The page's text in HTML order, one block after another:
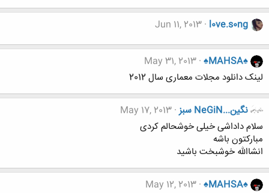
l0ve.s0ng
Jun 11, 2013
♠MAHSA♠
May 31, 2013
لینک دانلود مجلات معماری سال 2012
نگين...NeGiN سبز
May 17, 2013
سلام داداشی خیلی خوشحالم کردی
مبارکتون باشه
انشاالله خوشبخت باشید
♠MAHSA♠
May 12, 2013